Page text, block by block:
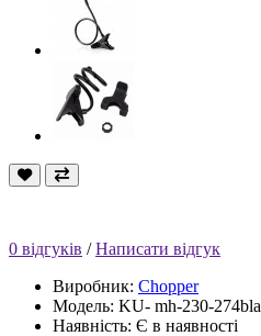
0 відгуків /Написати відгук
Виробник: Chopper
Модель: KU- mh-230-274bla
Наявність: Є в наявності